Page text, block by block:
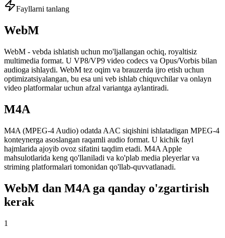
Fayllarni tanlang
WebM
WebM - vebda ishlatish uchun mo'ljallangan ochiq, royaltisiz
multimedia format. U VP8/VP9 video codecs va Opus/Vorbis bilan
audioga ishlaydi. WebM tez oqim va brauzerda ijro etish uchun
optimizatsiyalangan, bu esa uni veb ishlab chiquvchilar va onlayn
video platformalar uchun afzal variantga aylantiradi.
M4A
M4A (MPEG-4 Audio) odatda AAC siqishini ishlatadigan MPEG-4
konteynerga asoslangan raqamli audio format. U kichik fayl
hajmlarida ajoyib ovoz sifatini taqdim etadi. M4A Apple
mahsulotlarida keng qo'llaniladi va ko'plab media pleyerlar va
striming platformalari tomonidan qo'llab-quvvatlanadi.
WebM dan M4A ga qanday o'zgartirish
kerak
1